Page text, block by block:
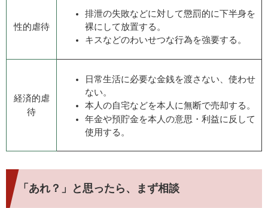
性的虐待
排泄の失敗などに対して懲罰的に下半身を
裸にして放置する。
キスなどのわいせつな行為を強要する。
経済的虐
待
日常生活に必要な金銭を渡さない、使わせ
ない。
本人の自宅などを本人に無断で売却する。
年金や預貯金を本人の意思・利益に反して
使用する。
「あれ？」と思ったら、まず相談